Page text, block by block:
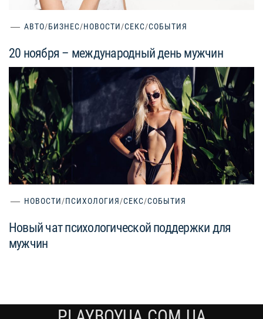
АВТО/БИЗНЕС/НОВОСТИ/СЕКС/СОБЫТИЯ
20 ноября – международный день мужчин
НОВОСТИ/ПСИХОЛОГИЯ/СЕКС/СОБЫТИЯ
Новый чат психологической поддержки для
мужчин